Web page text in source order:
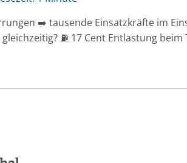
➡️ tausende Einsatzkräfte im
⛽️ 17 Cent Entlastung beim